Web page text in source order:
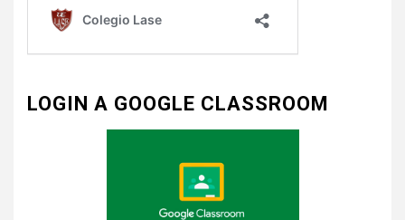
LOGIN A GOOGLE CLASSROOM